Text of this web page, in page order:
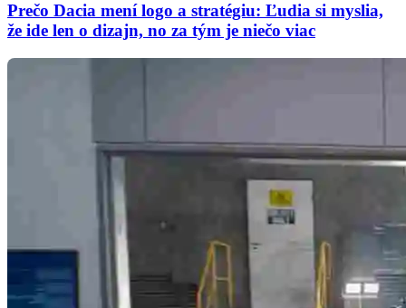
Prečo Dacia mení logo a stratégiu: Ľudia si myslia,
že ide len o dizajn, no za tým je niečo viac